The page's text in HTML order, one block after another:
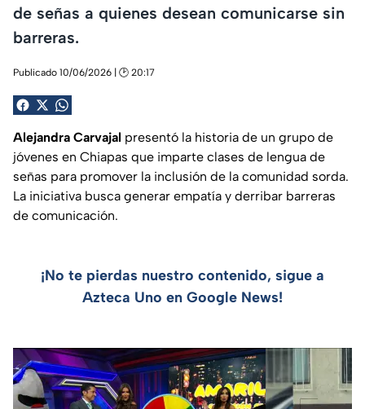
de señas a quienes desean comunicarse sin
barreras.
Publicado 10/06/2026 | 🕑 20:17
Alejandra Carvajal presentó la historia de un grupo de
jóvenes en Chiapas que imparte clases de lengua de
señas para promover la inclusión de la comunidad sorda.
La iniciativa busca generar empatía y derribar barreras
de comunicación.
¡No te pierdas nuestro contenido, sigue a
Azteca Uno en Google News!